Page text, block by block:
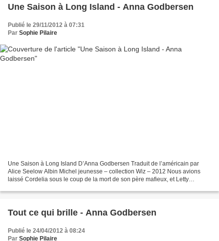
Une Saison à Long Island - Anna Godbersen
Publié le 29/11/2012 à 07:31
Par Sophie Pilaire
Une Saison à Long Island D’Anna Godbersen Traduit de l’américain par
Alice Seelow Albin Michel jeunesse – collection Wiz – 2012 Nous avions
laissé Cordelia sous le coup de la mort de son père mafieux, et Letty
Tout ce qui brille - Anna Godbersen
Publié le 24/04/2012 à 08:24
Par Sophie Pilaire